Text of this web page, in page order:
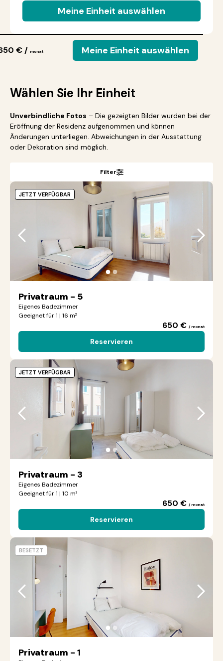
Meine Einheit auswählen
€ / monat Meine Einheit auswählen
Wählen Sie Ihr Einheit
Unverbindliche Fotos – Die gezeigten Bilder wurden bei der
Eröffnung der Residenz aufgenommen und können
Änderungen unterliegen. Abweichungen in der Ausstattung
oder Dekoration sind möglich.
Filter
●●
Privatraum - 5
Eigenes Badezimmer
Geeignet für 1 | 16 m²
650 € / monat
Reservieren
JETZT VERFÜGBAR
●●
Privatraum - 3
Eigenes Badezimmer
Geeignet für 1 | 10 m²
650 € / monat
Reservieren
JETZT VERFÜGBAR
●●
Privatraum - 1
BESETZT